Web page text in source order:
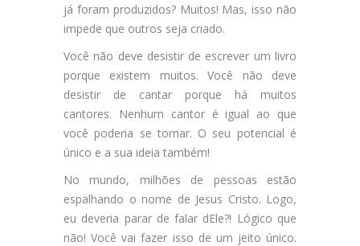
já foram produzidos? Muitos! Mas, isso não
impede que outros seja criado.
Você não deve desistir de escrever um livro
porque existem muitos. Você não deve
desistir de cantar porque há muitos
cantores. Nenhum cantor é igual ao que
você poderia se tornar. O seu potencial é
único e a sua ideia também!
No mundo, milhões de pessoas estão
espalhando o nome de Jesus Cristo. Logo,
eu deveria parar de falar dEle?! Lógico que
não! Você vai fazer isso de um jeito único.